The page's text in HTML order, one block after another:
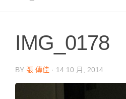
IMG_0178
BY 張 傳佳 · 14 10 月, 2014